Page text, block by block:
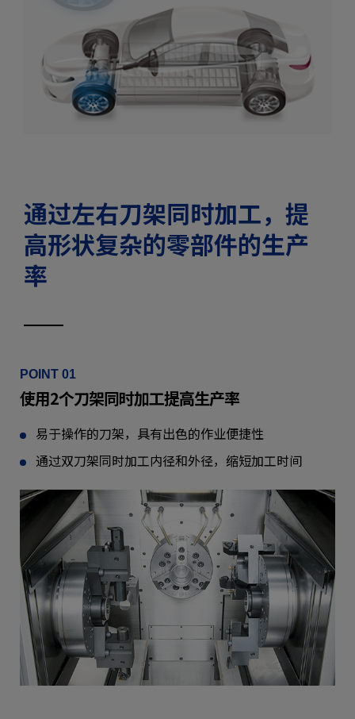
通过左右刀架同时加工， 提
高形状复杂的零部件的生产
率
POINT 01
使用2个刀架同时加工提高生产率
易于操作的刀架，具有出色的作业便捷性
通过双刀架同时加工内径和外径，缩短加工时间